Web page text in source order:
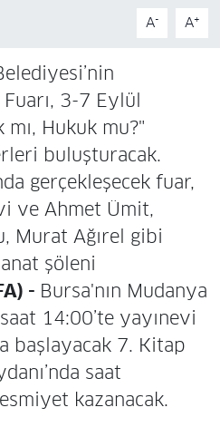
A- A+
3-7 Eylül
mı, Hukuk mu?"
buluşturacak.
gerçekleşecek fuar,
ve Ahmet Ümit,
Murat Ağırel gibi
şöleni
- Bursa'nın Mudanya
14:00’te yayınevi
başlayacak 7. Kitap
saat
kazanacak.